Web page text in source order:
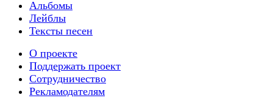
Альбомы
Лейблы
Тексты песен
О проекте
Поддержать проект
Сотрудничество
Рекламодателям